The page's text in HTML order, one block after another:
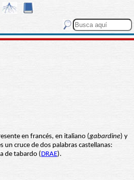
en francés, en italiano (gabardine) y
un cruce de dos palabras castellanas:
de tabardo (DRAE).